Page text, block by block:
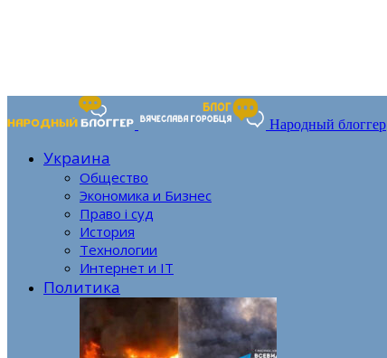
Народный блоггер
Украина
Общество
Экономика и Бизнес
Право і суд
История
Технологии
Интернет и IT
Политика